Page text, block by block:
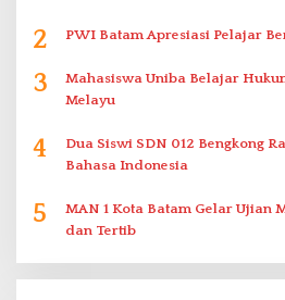
2 PWI Batam Apresiasi Pelajar
3
Mahasiswa Uniba Belajar
Melayu
4
Dua Siswi SDN 012 Bengkong
Bahasa Indonesia
5
MAN 1 Kota Batam Gelar Ujian
dan Tertib